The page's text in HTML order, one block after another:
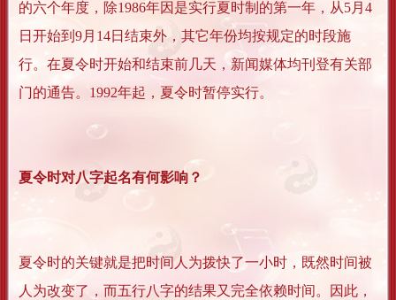
的六个年度，除1986年因是实行夏时制的第一年，从5月4
日开始到9月14日结束外，其它年份均按规定的时段施
行。在夏令时开始和结束前几天，新闻媒体均刊登有关部
门的通告。1992年起，夏令时暂停实行。
夏令时对八字起名有何影响？
夏令时的关键就是把时间人为拨快了一小时，既然时间被
人为改变了，而五行八字的结果又完全依赖时间。因此，